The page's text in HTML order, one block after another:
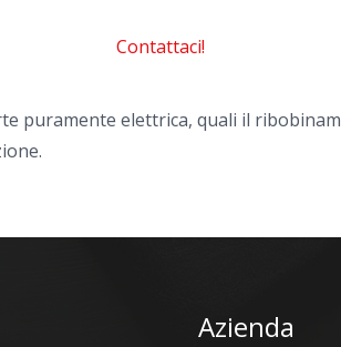
Contattaci!
puramente elettrica, quali il
Azienda